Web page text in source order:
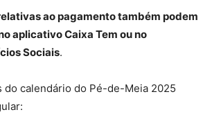
ao pagamento também podem
aplicativo Caixa Tem ou no
Sociais.
do calendário do Pé-de-Meia 2025